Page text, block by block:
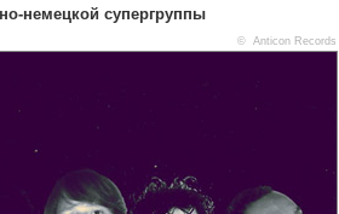
немецкой супергруппы
© Anticon Records